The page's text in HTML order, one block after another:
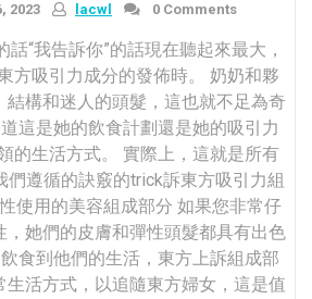
2023 lacwl 0 Comments
“我告訴你”的話現在聽起來最大，
方吸引力成分的發佈時。 奶奶和夥
結構和迷人的頭髮，這也就不足為奇
這是她的飲食計劃還是她的吸引力
的生活方式。 實際上，這就是所有
們遵循的訣竅的trick訴東方吸引力組
使用的美容組成部分 如果您非常仔
，她們的皮膚和彈性頭髮都具有出色
食到他們的生活，東方上訴組成部
生活方式，以追隨東方婦女，這是值